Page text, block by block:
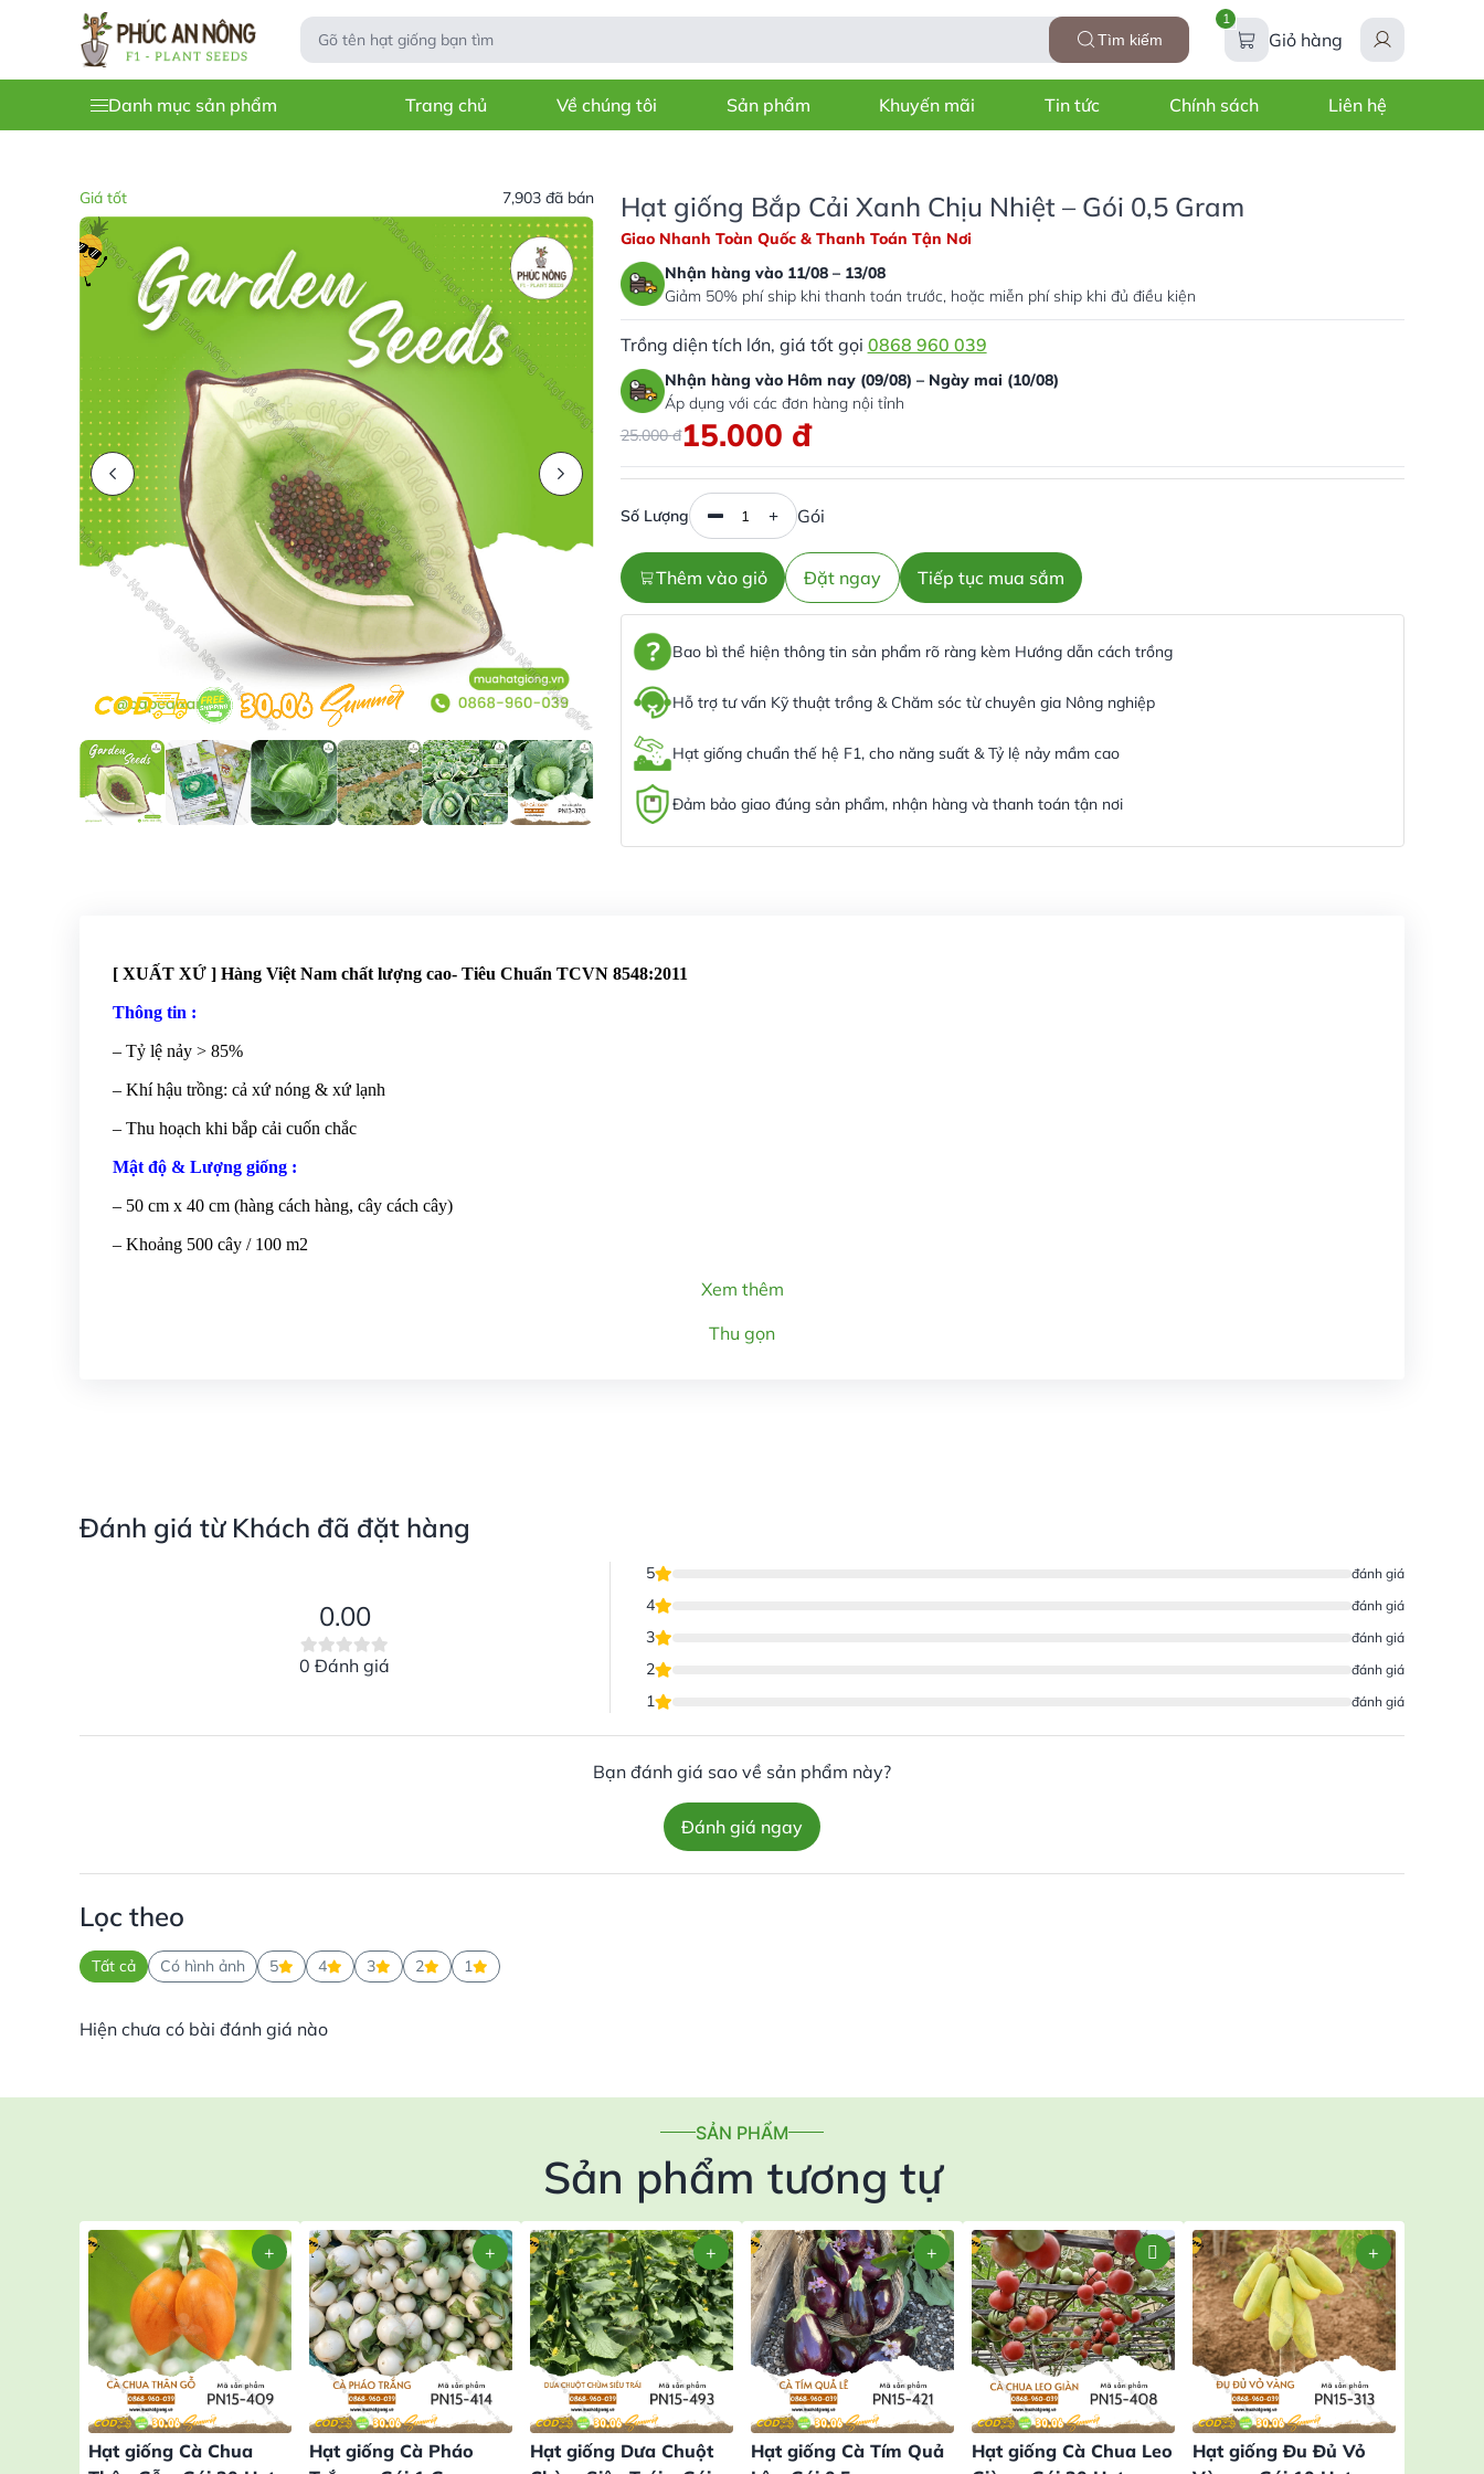
Tìm kiếm
1
Giỏ hàng
Danh mục sản phẩm Trang chủ Về chúng tôi Sản phẩm Khuyến mãi Tin tức Chính sách Liên hệ
Giá tốt 7,903 đã bán Hạt giống Bắp Cải Xanh Chịu Nhiệt – Gói 0,5 Gram
Giao Nhanh Toàn Quốc & Thanh Toán Tận Nơi
Nhận hàng vào 11/08 – 13/08
Giảm 50% phí ship khi thanh toán trước, hoặc miễn phí ship khi đủ điều kiện
Trồng diện tích lớn, giá tốt gọi 0868 960 039
Nhận hàng vào Hôm nay (09/08) – Ngày mai (10/08)
Áp dụng với các đơn hàng nội tỉnh
25.000đ15.000 đ
Số Lượng Gói
Thêm vào giỏ Đặt ngay Tiếp tục mua sắm
Bao bì thể hiện thông tin sản phẩm rõ ràng kèm Hướng dẫn cách trồng
Hỗ trợ tư vấn Kỹ thuật trồng & Chăm sóc từ chuyên gia Nông nghiệp
Hạt giống chuẩn thế hệ F1, cho năng suất & Tỷ lệ nảy mầm cao
Đảm bảo giao đúng sản phẩm, nhận hàng và thanh toán tận nơi
[ XUẤT XỨ ] Hàng Việt Nam chất lượng cao- Tiêu Chuẩn TCVN 8548:2011
Thông tin :
– Tỷ lệ nảy > 85%
– Khí hậu trồng: cả xứ nóng & xứ lạnh
– Thu hoạch khi bắp cải cuốn chắc
Mật độ & Lượng giống :
– 50 cm x 40 cm (hàng cách hàng, cây cách cây)
– Khoảng 500 cây / 100 m2
Xem thêm
Thu gọn
Đánh giá từ Khách đã đặt hàng
0.00
0 Đánh giá
5 đánh giá
4 đánh giá
3 đánh giá
2 đánh giá
1 đánh giá
Bạn đánh giá sao về sản phẩm này?
Đánh giá ngay
Lọc theo
Tất cả Có hình ảnh 5 4 3 2 1
Hiện chưa có bài đánh giá nào
SẢN PHẨM
Sản phẩm tương tự
Hạt giống Cà Chua
Hạt giống Cà Pháo
Hạt giống Dưa Chuột
Hạt giống Cà Tím Quả
Hạt giống Cà Chua Leo
Hạt giống Đu Đủ Vỏ